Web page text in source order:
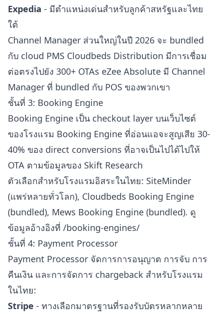
Expedia - มีตำแหน่งเด่นสำหรับลูกค้าสหรัฐและไทย
ใต้
Channel Manager ส่วนใหญ่ในปี 2026 จะ bundled
กับ cloud PMS Cloudbeds Distribution มีการเชื่อม
ต่อตรงไปยัง 300+ OTAs eZee Absolute มี Channel
Manager ที่ bundled กับ POS ของพวกเขา
ชั้นที่ 3: Booking Engine
Booking Engine เป็น checkout layer บนเว็บไซต์
ของโรงแรม Booking Engine ที่อ่อนแอจะสูญเสีย 30-
40% ของ direct conversions ที่อาจเป็นไปได้ไปให้
OTA ตามข้อมูลของ Skift Research
ตัวเลือกสำหรับโรงแรมอิสระในไทย: SiteMinder
(แพร่หลายทั่วโลก), Cloudbeds Booking Engine
(bundled), Mews Booking Engine (bundled). ดู
ข้อมูลอ้างอิงที่ /booking-engines/
ชั้นที่ 4: Payment Processor
Payment Processor จัดการการอนุญาต การจับ การ
คืนเงิน และการจัดการ chargeback สำหรับโรงแรม
ในไทย:
Stripe - ทางเลือกมาตรฐานที่รองรับบัตรหลากหลาย